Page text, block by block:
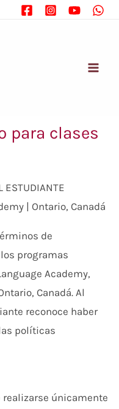
para clases
ESTUDIANTE
| Ontario, Canadá
de
programas
Academy,
Canadá. Al
reconoce haber
políticas
únicamente